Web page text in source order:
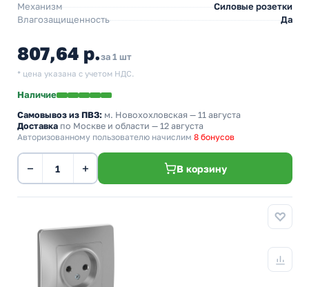
Механизм
Силовые розетки
Влагозащищенность
Да
807,64 р.за 1 шт
* цена указана с учетом НДС.
Наличие
Самовывоз из ПВЗ: м. Новохохловская — 11 августа
Доставка по Москве и области — 12 августа
Авторизованному пользователю начислим 8 бонусов
− + В корзину